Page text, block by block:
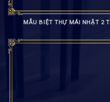
MẪU BIỆT THỰ MÁI NHẬT 2